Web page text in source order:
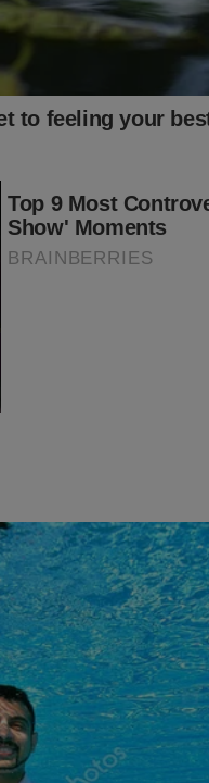
alarmantes que
de Janeiro é um
e contínuo
privado. Ao
com
social e
para a cidade.
que tenho
e a
anualmente cerca
um
oportunidade
trabalhando
Nacional
(FGV) aponta
sonegação e
foram estimadas
do
dos
à pirataria
um projeto de lei